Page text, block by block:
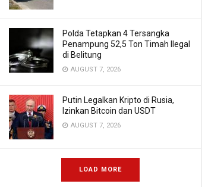
Polda Tetapkan 4 Tersangka
Penampung 52,5 Ton Timah Ilegal
di Belitung
AUGUST 7, 2026
Putin Legalkan Kripto di Rusia,
Izinkan Bitcoin dan USDT
AUGUST 7, 2026
LOAD MORE